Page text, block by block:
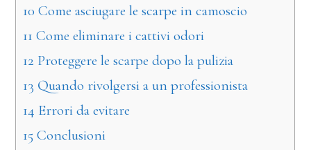
10 Come asciugare le scarpe in camoscio
11 Come eliminare i cattivi odori
12 Proteggere le scarpe dopo la pulizia
13 Quando rivolgersi a un professionista
14 Errori da evitare
15 Conclusioni